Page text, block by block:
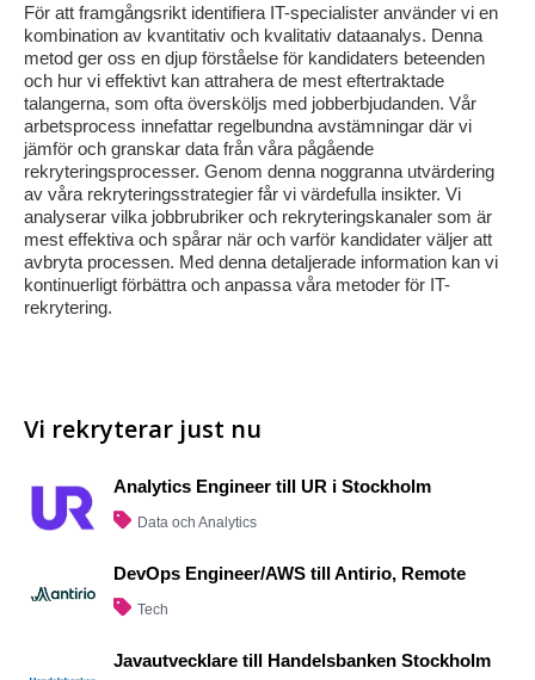
För att framgångsrikt identifiera IT-specialister använder vi en
kombination av kvantitativ och kvalitativ dataanalys. Denna
metod ger oss en djup förståelse för kandidaters beteenden
och hur vi effektivt kan attrahera de mest eftertraktade
talangerna, som ofta översköljs med jobberbjudanden. Vår
arbetsprocess innefattar regelbundna avstämningar där vi
jämför och granskar data från våra pågående
rekryteringsprocesser. Genom denna noggranna utvärdering
av våra rekryteringsstrategier får vi värdefulla insikter. Vi
analyserar vilka jobbrubriker och rekryteringskanaler som är
mest effektiva och spårar när och varför kandidater väljer att
avbryta processen. Med denna detaljerade information kan vi
kontinuerligt förbättra och anpassa våra metoder för IT-
rekrytering.
Vi rekryterar just nu
Analytics Engineer till UR i Stockholm
Data och Analytics
DevOps Engineer/AWS till Antirio, Remote
Tech
Javautvecklare till Handelsbanken Stockholm